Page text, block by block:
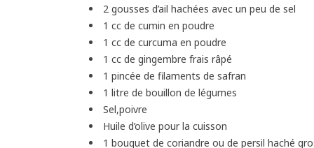
2 gousses d’ail hachées avec un peu de sel
1 cc de cumin en poudre
1 cc de curcuma en poudre
1 cc de gingembre frais râpé
1 pincée de filaments de safran
1 litre de bouillon de légumes
Sel,poivre
Huile d’olive pour la cuisson
1 bouquet de coriandre ou de persil haché